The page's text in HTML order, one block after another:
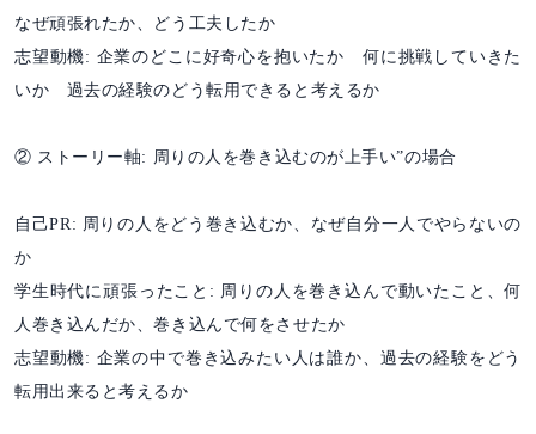
なぜ頑張れたか、どう工夫したか
志望動機: 企業のどこに好奇心を抱いたか 何に挑戦していきた
いか 過去の経験のどう転用できると考えるか
② ストーリー軸: 周りの人を巻き込むのが上手い”の場合
自己PR: 周りの人をどう巻き込むか、なぜ自分一人でやらないの
か
学生時代に頑張ったこと: 周りの人を巻き込んで動いたこと、何
人巻き込んだか、巻き込んで何をさせたか
志望動機: 企業の中で巻き込みたい人は誰か、過去の経験をどう
転用出来ると考えるか